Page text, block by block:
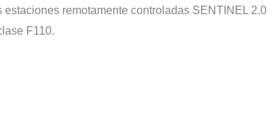
remotamente controladas SENTINEL 2.0
F110.